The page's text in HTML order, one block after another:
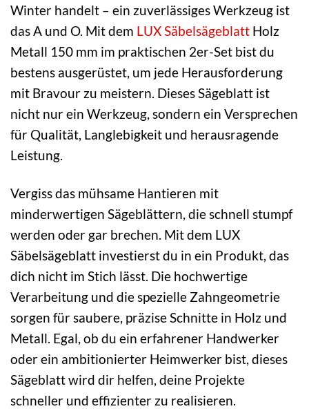
Winter handelt – ein zuverlässiges Werkzeug ist
das A und O. Mit dem LUXSäbelsägeblatt Holz
Metall 150 mm im praktischen 2er-Set bist du
bestens ausgerüstet, um jede Herausforderung
mit Bravour zu meistern. Dieses Sägeblatt ist
nicht nur ein Werkzeug, sondern ein Versprechen
für Qualität, Langlebigkeit und herausragende
Leistung.
Vergiss das mühsame Hantieren mit
minderwertigen Sägeblättern, die schnell stumpf
werden oder gar brechen. Mit dem LUX
Säbelsägeblatt investierst du in ein Produkt, das
dich nicht im Stich lässt. Die hochwertige
Verarbeitung und die spezielle Zahngeometrie
sorgen für saubere, präzise Schnitte in Holz und
Metall. Egal, ob du ein erfahrener Handwerker
oder ein ambitionierter Heimwerker bist, dieses
Sägeblatt wird dir helfen, deine Projekte
schneller und effizienter zu realisieren.